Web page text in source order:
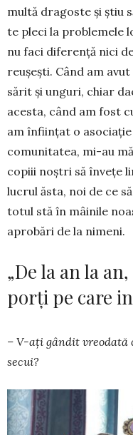
multă dragoste și știu
te pleci la problemele
nu faci diferență nici
reușești. Când am
sărit și unguri, chiar
acesta, când am fost
am înființat o
comunitatea, mi-au
copiii noștri să învețe
lucrul ăsta, noi de ce
totul stă în mâi­nile
aprobări de la nimeni.
„De la an la
porţi pe care
– V-aţi gândit vreodată
secui?